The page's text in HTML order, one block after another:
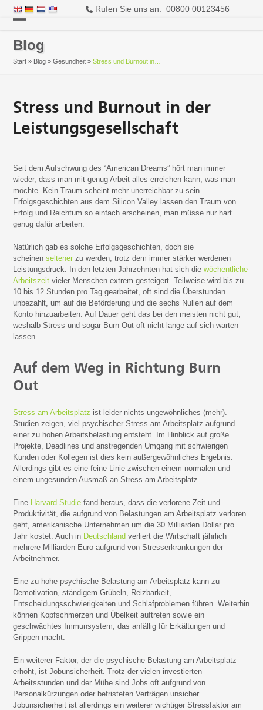
Rufen Sie uns an: 00800 00123456
mobile
mobile
Blog
Start » Blog »Gesundheit »Stress und Burnout in…
Stress und Burnout in der
Leistungsgesellschaft
Seit dem Aufschwung des “American Dreams” hört man immer
wieder, dass man mit genug Arbeit alles erreichen kann, was man
möchte. Kein Traum scheint mehr unerreichbar zu sein.
Erfolgsgeschichten aus dem Silicon Valley lassen den Traum von
Erfolg und Reichtum so einfach erscheinen, man müsse nur hart
genug dafür arbeiten.
Natürlich gab es solche Erfolgsgeschichten, doch sie
scheinenseltener zu werden, trotz dem immer stärker werdenen
Leistungsdruck. In den letzten Jahrzehnten hat sich diewöchentliche
Arbeitszeit vieler Menschen extrem gesteigert. Teilweise wird bis zu
10 bis 12 Stunden pro Tag gearbeitet, oft sind die Überstunden
unbezahlt, um auf die Beförderung und die sechs Nullen auf dem
Konto hinzuarbeiten. Auf Dauer geht das bei den meisten nicht gut,
weshalb Stress und sogar Burn Out oft nicht lange auf sich warten
lassen.
Auf dem Weg in Richtung Burn
Out
Stress am Arbeitsplatz ist leider nichts ungewöhnliches (mehr).
Studien zeigen, viel psychischer Stress am Arbeitsplatz aufgrund
einer zu hohen Arbeitsbelastung entsteht. Im Hinblick auf große
Projekte, Deadlines und anstregenden Umgang mit schwierigen
Kunden oder Kollegen ist dies kein außergewöhnliches Ergebnis.
Allerdings gibt es eine feine Linie zwischen einem normalen und
einem ungesunden Ausmaß an Stress am Arbeitsplatz.
Eine Harvard Studie fand heraus, dass die verlorene Zeit und
Produktivität, die aufgrund von Belastungen am Arbeitsplatz verloren
geht, amerikanische Unternehmen um die 30 Milliarden Dollar pro
Jahr kostet. Auch in Deutschland verliert die Wirtschaft jährlich
mehrere Milliarden Euro aufgrund von Stresserkrankungen der
Arbeitnehmer.
Eine zu hohe psychische Belastung am Arbeitsplatz kann zu
Demotivation, ständigem Grübeln, Reizbarkeit,
Entscheidungsschwierigkeiten und Schlafproblemen führen. Weiterhin
können Kopfschmerzen und Übelkeit auftreten sowie ein
geschwächtes Immunsystem, das anfällig für Erkältungen und
Grippen macht.
Ein weiterer Faktor, der die psychische Belastung am Arbeitsplatz
erhöht, ist Jobunsicherheit. Trotz der vielen investierten
Arbeitsstunden und der Mühe sind Jobs oft aufgrund von
Personalkürzungen oder befristeten Verträgen unsicher.
Jobunsicherheit ist allerdings ein weiterer wichtiger Stressfaktor am